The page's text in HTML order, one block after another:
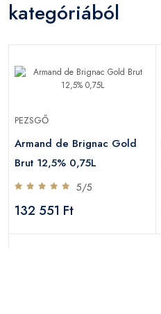
kategóriából
PEZSGŐ
Armand de Brignac Gold
Brut 12,5% 0,75L
5/5
132 551 Ft